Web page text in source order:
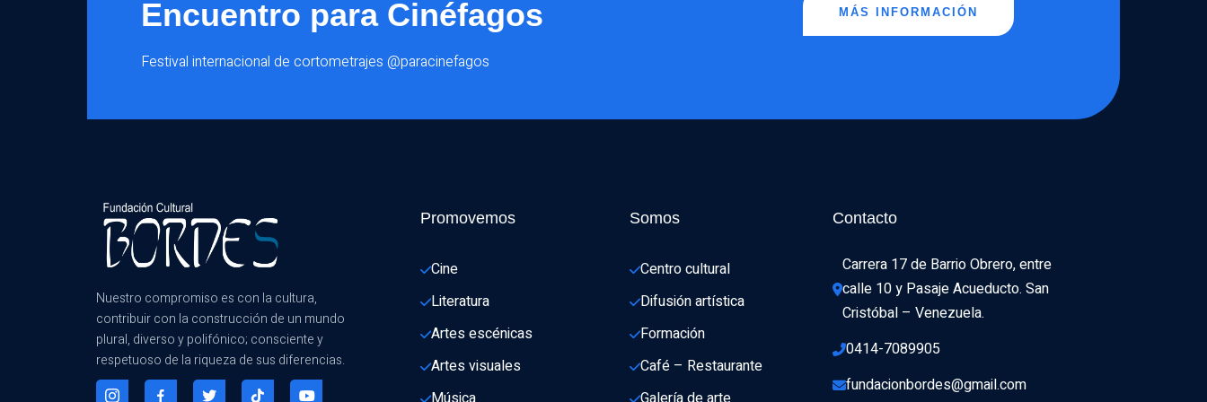
Encuentro para Cinéfagos
Festival internacional de cortometrajes @paracinefagos
MÁS INFORMACIÓN
Nuestro compromiso es con la cultura,
contribuir con la construcción de un mundo
plural, diverso y polifónico; consciente y
respetuoso de la riqueza de sus diferencias.
Promovemos
Cine
Literatura
Artes escénicas
Artes visuales
Somos
Centro cultural
Difusión artística
Formación
Café – Restaurante
Contacto
Carrera 17 de Barrio Obrero, entre
calle 10 y Pasaje Acueducto. San
Cristóbal – Venezuela.
0414-7089905
fundacionbordes@gmail.com